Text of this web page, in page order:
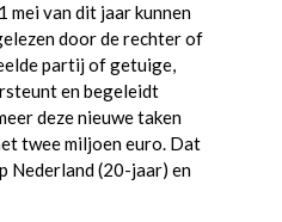
mei van dit jaar kunnen
door de rechter of
partij of getuige,
en begeleidt
deze nieuwe taken
twee miljoen euro. Dat
Nederland (20-jaar) en